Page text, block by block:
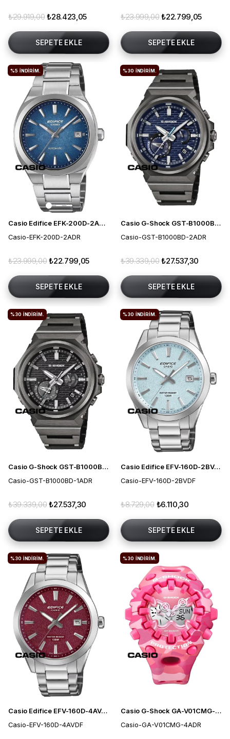
₺28.423,05
₺29.919,00
SEPETE EKLE
₺22.799,05
₺23.999,00
SEPETE EKLE
Casio Edifice EFK-200D-2ADR Otomatik Erkek Kol Saati
Casio-EFK-200D-2ADR
₺22.799,05
₺23.999,00
SEPETE EKLE
%5 İNDIRIM.
Casio G-Shock GST-B1000BD-2ADR Güneş Enerjili Erkek Kol Saati
Casio-GST-B1000BD-2ADR
₺27.537,30
₺39.339,00
SEPETE EKLE
%30 İNDIRIM.
Casio G-Shock GST-B1000BD-1ADR Güneş Enerjili Erkek Kol Saati
Casio-GST-B1000BD-1ADR
₺27.537,30
₺39.339,00
SEPETE EKLE
%30 İNDIRIM.
Casio Edifice EFV-160D-2BVDF Erkek Kol Saati
Casio-EFV-160D-2BVDF
₺6.110,30
₺8.729,00
SEPETE EKLE
%30 İNDIRIM.
Casio Edifice EFV-160D-4AVDF Erkek Kol Saati
Casio-EFV-160D-4AVDF
%30 İNDIRIM.
Casio G-Shock GA-V01CMG-4ADR Erkek Kol Saati
Casio-GA-V01CMG-4ADR
%30 İNDIRIM.